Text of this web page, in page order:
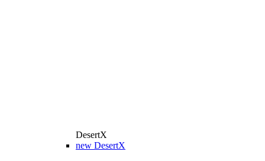
DesertX
new DesertX